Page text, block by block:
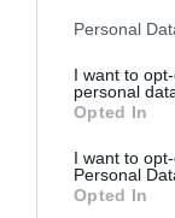
Please note that
not limited to
grant or deny
use your data
consent section.
Personal
I want to
personal
Opted In
I want to
Personal
Opted In
Döntött az